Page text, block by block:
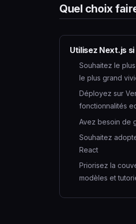
Quel choix
Utilisez Next.js
Souhaitez le
le plus grand
Déployez sur
fonctionnalités
Avez besoin de
Souhaitez
React
Priorisez la
modèles et